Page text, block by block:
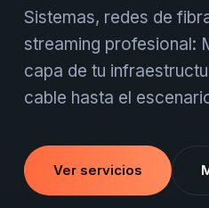
Sistemas, redes de
streaming profesional:
capa de tu
cable hasta el
Ver servicios